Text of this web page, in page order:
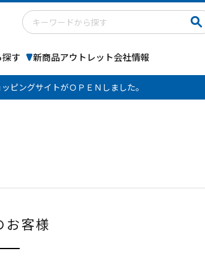
す 新商品アウトレット会社情報
ピングサイトがＯＰＥＮしました。
お客様